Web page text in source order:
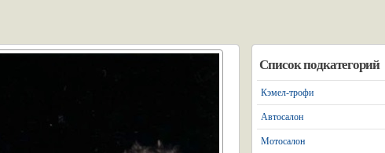
Список подкатегорий
Кэмел-трофи
Автосалон
Мотосалон